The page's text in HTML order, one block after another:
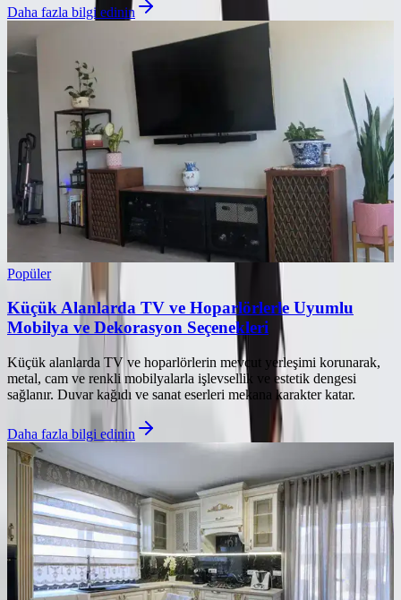
Daha fazla bilgi edinin
Popüler
Küçük Alanlarda TV ve Hoparlörlerle Uyumlu
Mobilya ve Dekorasyon Seçenekleri
Küçük alanlarda TV ve hoparlörlerin mevcut yerleşimi korunarak,
metal, cam ve renkli mobilyalarla işlevsellik ve estetik dengesi
sağlanır. Duvar kağıdı ve sanat eserleri mekana karakter katar.
Daha fazla bilgi edinin